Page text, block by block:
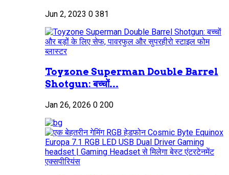
Jun 2, 2023 0 381
Toyzone Superman Double Barrel
Shotgun: बच्चों...
Jan 26, 2026 0 200